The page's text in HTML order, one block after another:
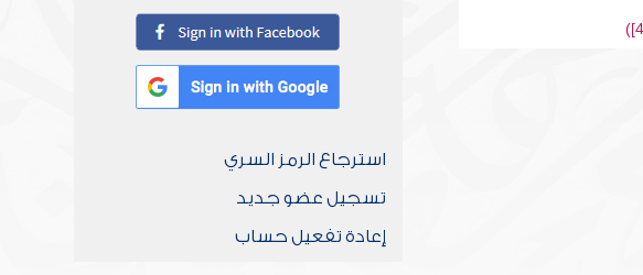
استرجاع الرمز السري
تسجيل عضو جديد
إعادة تفعيل حساب